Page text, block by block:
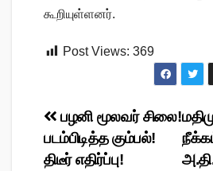
கூறியுள்ளனர்.
Post Views: 369
Post
navigation
பழனி மூலவர் சிலை!
படம்பிடித்த கும்பல்!
திடீர் எதிர்ப்பு!